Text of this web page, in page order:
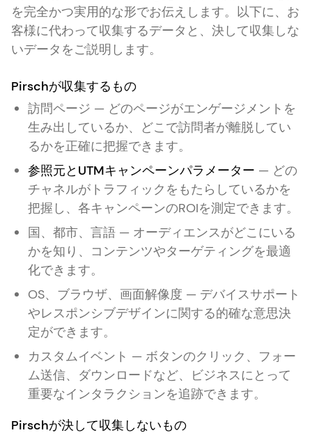
を完全かつ実用的な形でお伝えします。以下に、お
客様に代わって収集するデータと、決して収集しな
いデータをご説明します。
Pirschが収集するもの
訪問ページ — どのページがエンゲージメントを
生み出しているか、どこで訪問者が離脱してい
るかを正確に把握できます。
参照元とUTMキャンペーンパラメーター — どの
チャネルがトラフィックをもたらしているかを
把握し、各キャンペーンのROIを測定できます。
国、都市、言語 — オーディエンスがどこにいる
かを知り、コンテンツやターゲティングを最適
化できます。
OS、ブラウザ、画面解像度 — デバイスサポート
やレスポンシブデザインに関する的確な意思決
定ができます。
カスタムイベント — ボタンのクリック、フォー
ム送信、ダウンロードなど、ビジネスにとって
重要なインタラクションを追跡できます。
Pirschが決して収集しないもの